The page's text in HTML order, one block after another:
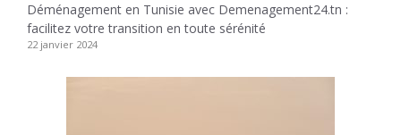
Déménagement en Tunisie avec Demenagement24.tn :
facilitez votre transition en toute sérénité
22 janvier 2024